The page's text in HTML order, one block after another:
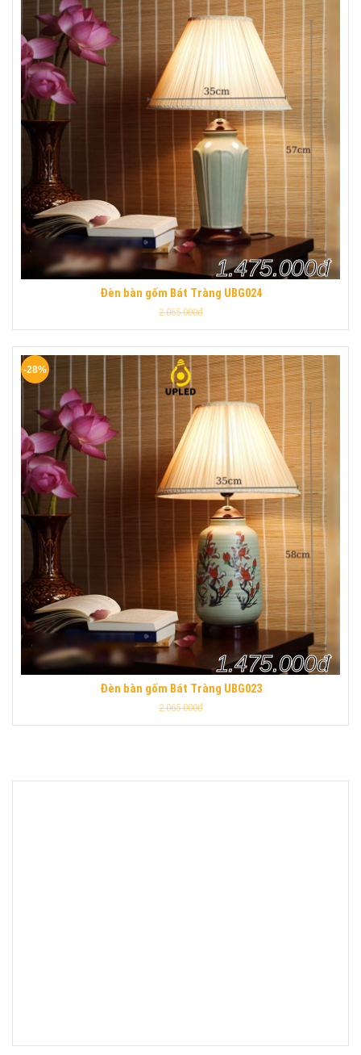
Đèn bàn gốm Bát Tràng UBG024
1.475.000đ
2.065.000đ
Đèn bàn gốm Bát Tràng UBG023
1.475.000đ
2.065.000đ
-28%